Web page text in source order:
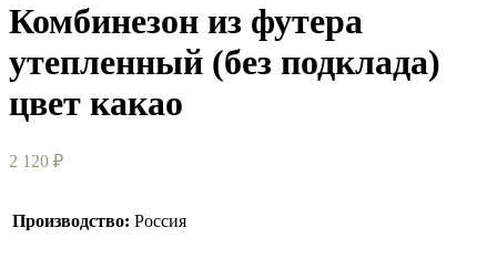
Комбинезон из футера
утепленный (без подклада)
цвет какао
2 120 ₽
Производство: Россия